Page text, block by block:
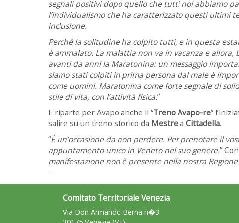
segnali positivi dopo quello che tutti noi abbiamo
l’individualismo che ha caratterizzato questi ultimi
inclusione.
Perché la solitudine ha colpito tutti, e in questa
è ammalato. La malattia non va in vacanza e
avanti da anni la Maratonina: un messaggio
siamo stati colpiti in prima persona dal male è
come uomini. Maratonina come forte segnale di
stile di vita, con l’attività fisica.”
E riparte per Avapo anche il “Treno Avapo-re”
salire su un treno storico da Mestrea Cittadella.
“È un’occasione da non perdere. Per prenotare il
appuntamento unico in Veneto nel suo genere.”
manifestazione non è presente nella nostra
Comitato Territoriale Venezia
Via Don Armando Berna n�3